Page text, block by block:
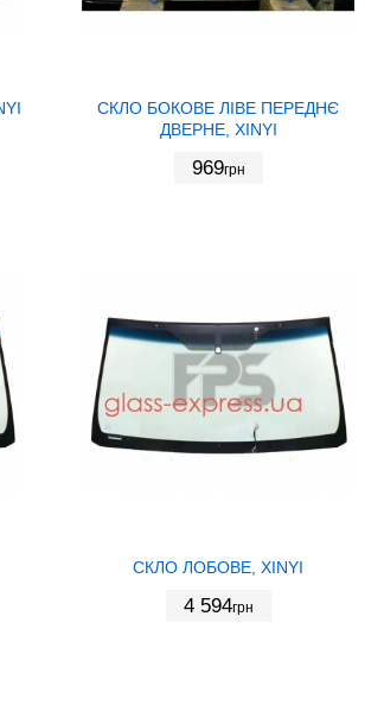
СКЛО БОКОВЕ ЛІВЕ ПЕРЕДНЄ
ДВЕРНЕ, XINYI
969грн
СКЛО ЛОБОВЕ, XINYI
4 594грн